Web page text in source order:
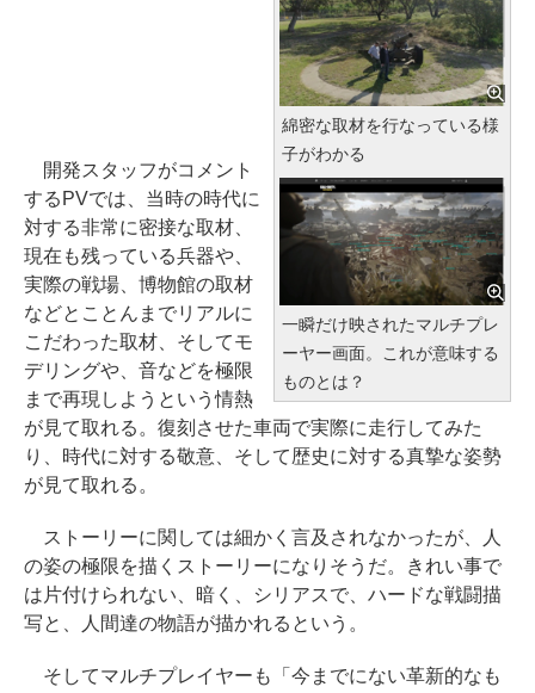
綿密な取材を行なっている様
子がわかる
一瞬だけ映されたマルチプレ
ーヤー画面。これが意味する
ものとは？
開発スタッフがコメント
するPVでは、当時の時代に
対する非常に密接な取材、
現在も残っている兵器や、
実際の戦場、博物館の取材
などとことんまでリアルに
こだわった取材、そしてモ
デリングや、音などを極限
まで再現しようという情熱
が見て取れる。復刻させた車両で実際に走行してみた
り、時代に対する敬意、そして歴史に対する真摯な姿勢
が見て取れる。
ストーリーに関しては細かく言及されなかったが、人
の姿の極限を描くストーリーになりそうだ。きれい事で
は片付けられない、暗く、シリアスで、ハードな戦闘描
写と、人間達の物語が描かれるという。
そしてマルチプレイヤーも「今までにない革新的なも